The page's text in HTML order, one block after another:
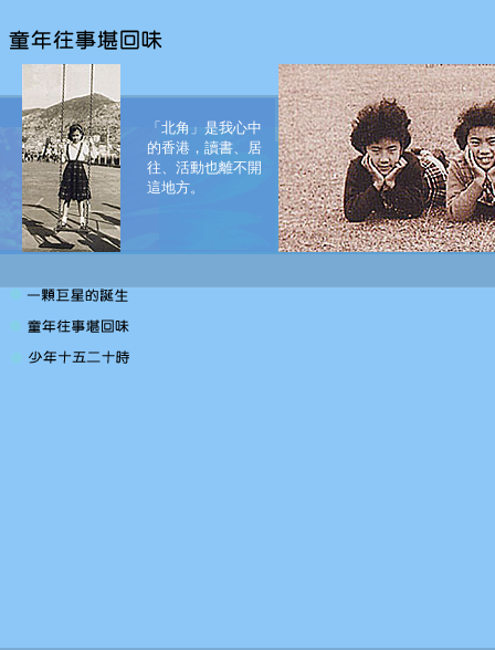
「北角」是我心中
的香港，讀書、居
往、活動也離不開
這地方。